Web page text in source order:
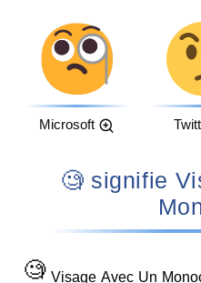
Microsoft
🧐 signifie Visage Avec Un
🧐 Visage Avec Un